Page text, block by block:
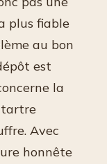
plus fiable
au bon
est
la
tartre
Avec
honnête